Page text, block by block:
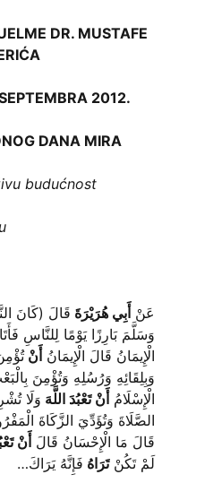
DR. MUSTAFE
2012.
DANA MIRA
budućnost
عَنْأَبِي هُرَيْرَةَ قَالَ (كَانَ
وَسَلَّمَ بَارِزًا يَوْمًا لِلنَّاسِ
الْإِيمَانُ قَالَ الْإِيمَانُأَنْ
وَبِلِقَائِهِ وَرُسُلِهِ وَتُؤْمِنَ
الْإِسْلَامُأَنْ تَعْبُدَ اللَّهَ وَلَا
الصَّلَاةَ وَتُؤَدِّيَ الزَّكَاةَ
قَالَ مَا الْإِحْسَانُ قَالَأَنْ
لَمْ تَكُنْتَرَاهُ فَإِنَّهُ يَرَاكَ…